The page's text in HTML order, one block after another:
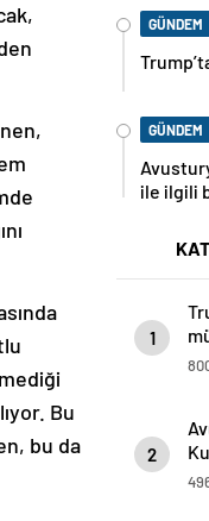
Bu
bu da
GÜNDEM
GÜNDEM
ile ilgili
1
2